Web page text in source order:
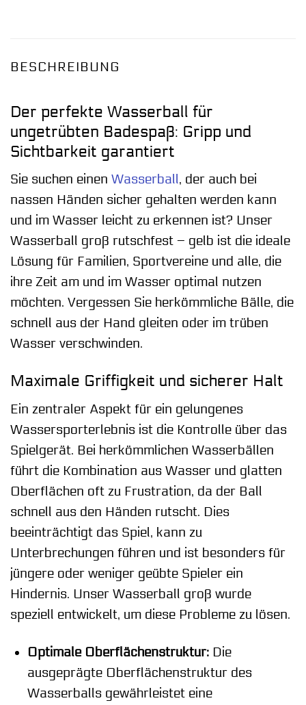
BESCHREIBUNG
Der perfekte Wasserball für
ungetrübten Badespaß: Gripp und
Sichtbarkeit garantiert
Sie suchen einen Wasserball, der auch bei
nassen Händen sicher gehalten werden kann
und im Wasser leicht zu erkennen ist? Unser
Wasserball groß rutschfest – gelb ist die ideale
Lösung für Familien, Sportvereine und alle, die
ihre Zeit am und im Wasser optimal nutzen
möchten. Vergessen Sie herkömmliche Bälle, die
schnell aus der Hand gleiten oder im trüben
Wasser verschwinden.
Maximale Griffigkeit und sicherer Halt
Ein zentraler Aspekt für ein gelungenes
Wassersporterlebnis ist die Kontrolle über das
Spielgerät. Bei herkömmlichen Wasserbällen
führt die Kombination aus Wasser und glatten
Oberflächen oft zu Frustration, da der Ball
schnell aus den Händen rutscht. Dies
beeinträchtigt das Spiel, kann zu
Unterbrechungen führen und ist besonders für
jüngere oder weniger geübte Spieler ein
Hindernis. Unser Wasserball groß wurde
speziell entwickelt, um diese Probleme zu lösen.
Optimale Oberflächenstruktur:Die
ausgeprägte Oberflächenstruktur des
Wasserballs gewährleistet eine